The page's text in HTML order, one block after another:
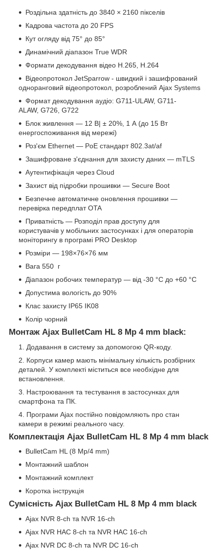
Роздільна здатність до 3840 × 2160 пікселів
Кадрова частота до 20 FPS
Кут огляду від 75° до 85°
Динамічний діапазон True WDR
Формати декодування відео H.265, H.264
Відеопротокол JetSparrow - швидкий і зашифрований
одноранговий відеопротокол, розроблений Ajax Systems
Формат декодування аудіо: G711-ULAW, G711-
ALAW, G726, G722
Блок живлення — 12 В| ± 20%, 1 А (до 15 Вт
енергоспоживання від мережі)
Роз'єм Ethernet — PoE стандарт 802.3at/af
Зашифроване з'єднання для захисту даних — mTLS
Аутентифікація через Cloud
Захист від підробки прошивки — Secure Boot
Безпечне автоматичне оновлення прошивки —
перевірка передплат OTA
Приватність — Розподіл прав доступу для
користувачів у мобільних застосунках і для операторів
моніторингу в програмі PRO Desktop
Розміри — 198×76×76 мм
Вага 550 г
Діапазон робочих температур — від -30 °C до +60 °C
Допустима вологість до 90%
Клас захисту IP65 IK08
Колір чорний
Монтаж Ajax BulletCam HL 8 Mp 4 mm black:
Додавання в систему за допомогою QR-коду.
Корпуси камер мають мінімальну кількість розбірних
деталей. У комплекті міститься все необхідне для
встановлення.
Настроювання та тестування в застосунках для
смартфона та ПК.
Програми Ajax постійно повідомляють про стан
камери в режимі реального часу.
Комплектація Ajax BulletCam HL 8 Mp 4 mm black
BulletCam HL (8 Mp/4 mm)
Монтажний шаблон
Монтажний комплект
Коротка інструкція
Сумісність Ajax BulletCam HL 8 Mp 4 mm black
Ajax NVR 8-ch та NVR 16-ch
Ajax NVR HAC 8-ch та NVR HAC 16-ch
Ajax NVR DC 8-ch та NVR DC 16-ch